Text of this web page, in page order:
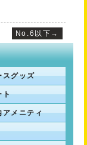
No.6以下→
スグッズ
ト
アメニティ